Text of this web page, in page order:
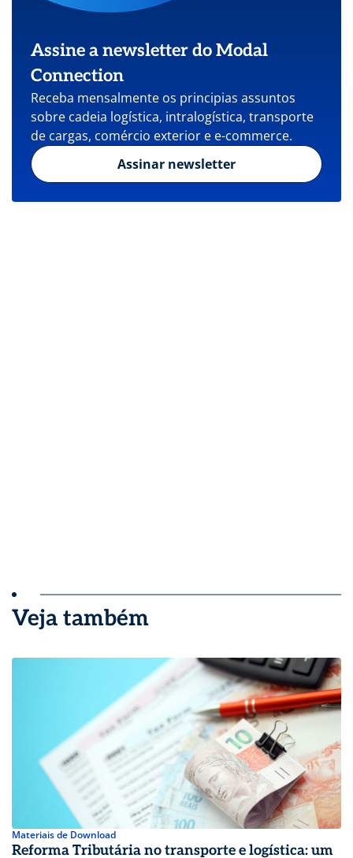
Assine a newsletter do Modal
Connection
Receba mensalmente os principias assuntos
sobre cadeia logística, intralogística, transporte
de cargas, comércio exterior e e-commerce.
Assinar newsletter
Veja também
Materiais de Download
Reforma Tributária no transporte e logística: um